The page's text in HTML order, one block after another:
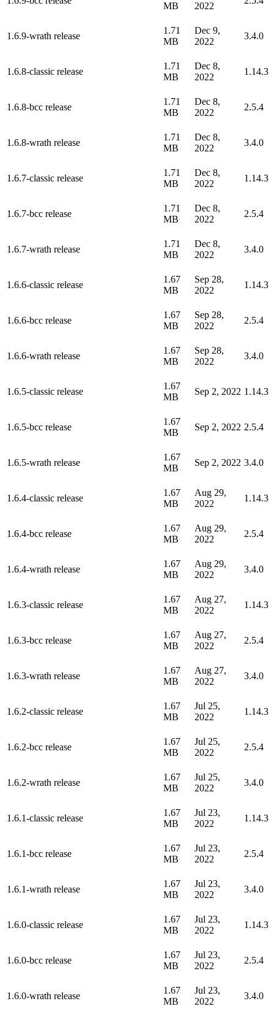
MB
2022
1.6.9-wrath release
1.71
MB
Dec 9,
2022
3.4.0
1.6.8-classic release
1.71
MB
Dec 8,
2022
1.14.3
1.6.8-bcc release
1.71
MB
Dec 8,
2022
2.5.4
1.6.8-wrath release
1.71
MB
Dec 8,
2022
3.4.0
1.6.7-classic release
1.71
MB
Dec 8,
2022
1.14.3
1.6.7-bcc release
1.71
MB
Dec 8,
2022
2.5.4
1.6.7-wrath release
1.71
MB
Dec 8,
2022
3.4.0
1.6.6-classic release
1.67
MB
Sep 28,
2022
1.14.3
1.6.6-bcc release
1.67
MB
Sep 28,
2022
2.5.4
1.6.6-wrath release
1.67
MB
Sep 28,
2022
3.4.0
1.6.5-classic release
1.67
MB
Sep 2, 2022 1.14.3
1.6.5-bcc release
1.67
MB
Sep 2, 2022 2.5.4
1.6.5-wrath release
1.67
MB
Sep 2, 2022 3.4.0
1.6.4-classic release
1.67
MB
Aug 29,
2022
1.14.3
1.6.4-bcc release
1.67
MB
Aug 29,
2022
2.5.4
1.6.4-wrath release
1.67
MB
Aug 29,
2022
3.4.0
1.6.3-classic release
1.67
MB
Aug 27,
2022
1.14.3
1.6.3-bcc release
1.67
MB
Aug 27,
2022
2.5.4
1.6.3-wrath release
1.67
MB
Aug 27,
2022
3.4.0
1.6.2-classic release
1.67
MB
Jul 25,
2022
1.14.3
1.6.2-bcc release
1.67
MB
Jul 25,
2022
2.5.4
1.6.2-wrath release
1.67
MB
Jul 25,
2022
3.4.0
1.6.1-classic release
1.67
MB
Jul 23,
2022
1.14.3
1.6.1-bcc release
1.67
MB
Jul 23,
2022
2.5.4
1.6.1-wrath release
1.67
MB
Jul 23,
2022
3.4.0
1.6.0-classic release
1.67
MB
Jul 23,
2022
1.14.3
1.6.0-bcc release
1.67
MB
Jul 23,
2022
2.5.4
1.6.0-wrath release
1.67
MB
Jul 23,
2022
3.4.0